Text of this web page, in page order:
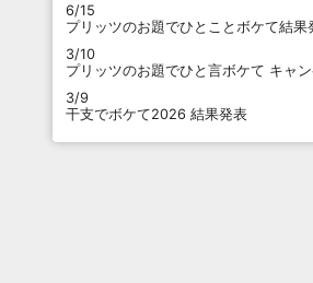
6/15
プリッツのお題でひとことボケて結果
3/10
プリッツのお題でひと言ボケて キャ
3/9
干支でボケて2026 結果発表